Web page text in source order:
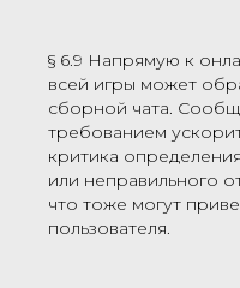
§ 6.9 Напрямую к
всей игры может
сборной чата.
требованием
критика
или неправильного
что тоже могут
пользователя.